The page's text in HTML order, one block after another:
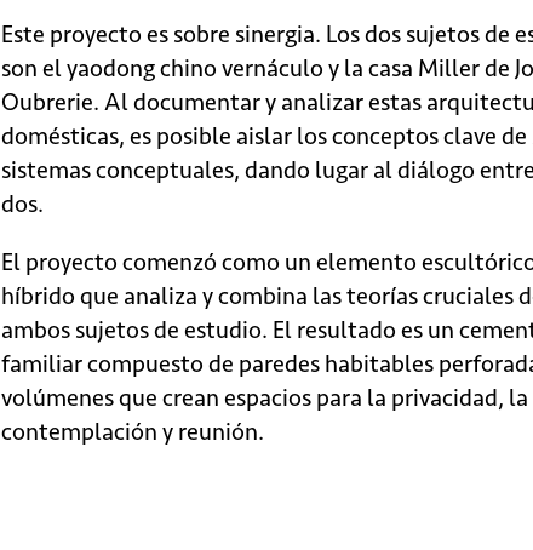
Este proyecto es sobre sinergia. Los dos sujetos de
son el yaodong chino vernáculo y la casa Miller de
Oubrerie. Al documentar y analizar estas
domésticas, es posible aislar los conceptos clave de
sistemas conceptuales, dando lugar al diálogo
dos.
El proyecto comenzó como un elemento
híbrido que analiza y combina las teorías cruciales
ambos sujetos de estudio. El resultado es un
familiar compuesto de paredes habitables
volúmenes que crean espacios para la privacidad, la
contemplación y reunión.